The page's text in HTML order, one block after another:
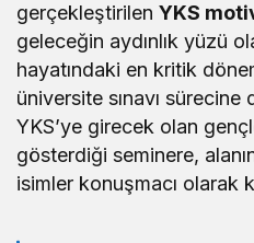
gerçekleştirilenYKS
geleceğin aydınlık yüzü
hayatındaki en kritik
üniversite sınavı sürecine
YKS’ye girecek olan
gösterdiği seminere,
isimler konuşmacı olarak